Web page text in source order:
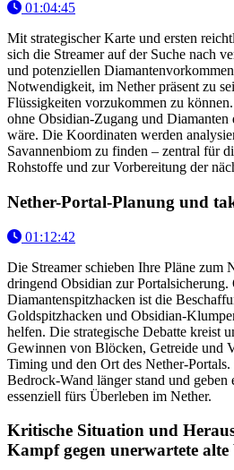
01:04:45
Mit strategischer Karte und ersten
sich die Streamer auf der Suche nach
und potenziellen
Notwendigkeit, im Nether präsent zu
Flüssigkeiten vorzukommen zu
ohne Obsidian-Zugang und Diamanten
wäre. Die Koordinaten werden
Savannenbiom zu finden – zentral für
Rohstoffe und zur Vorbereitung der
Nether-Portal-Planung und
01:12:42
Die Streamer schieben Ihre Pläne zum
dringend Obsidian zur Portalsicherung.
Diamantenspitzhacken ist die
Goldspitzhacken und Obsidian-
helfen. Die strategische Debatte kreist
Gewinnen von Blöcken, Getreide und
Timing und den Ort des Nether-
Bedrock-Wand länger stand und geben
essenziell fürs Überleben im Nether.
Kritische Situation und
Kampf gegen unerwartete alte